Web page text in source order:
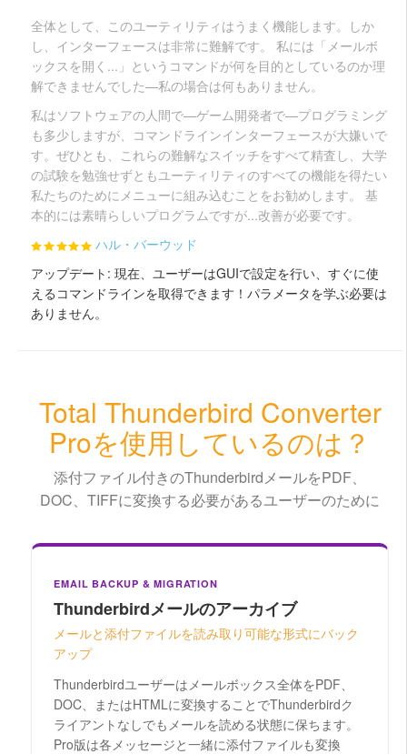
全体として、このユーティリティはうまく機能します。しか
し、インターフェースは非常に難解です。 私には「メールボ
ックスを開く...」というコマンドが何を目的としているのか理
解できませんでした—私の場合は何もありません。
私はソフトウェアの人間で—ゲーム開発者で—プログラミング
も多少しますが、コマンドラインインターフェースが大嫌いで
す。ぜひとも、これらの難解なスイッチをすべて精査し、大学
の試験を勉強せずともユーティリティのすべての機能を得たい
私たちのためにメニューに組み込むことをお勧めします。 基
本的には素晴らしいプログラムですが...改善が必要です。
ハル・バーウッド
アップデート: 現在、ユーザーはGUIで設定を行い、すぐに使
えるコマンドラインを取得できます！パラメータを学ぶ必要は
ありません。
Total Thunderbird Converter
Proを使用しているのは？
添付ファイル付きのThunderbirdメールをPDF、
DOC、TIFFに変換する必要があるユーザーのために
EMAIL BACKUP & MIGRATION
Thunderbirdメールのアーカイブ
メールと添付ファイルを読み取り可能な形式にバック
アップ
Thunderbirdユーザーはメールボックス全体をPDF、
DOC、またはHTMLに変換することでThunderbirdク
ライアントなしでもメールを読める状態に保ちます。
Pro版は各メッセージと一緒に添付ファイルも変換